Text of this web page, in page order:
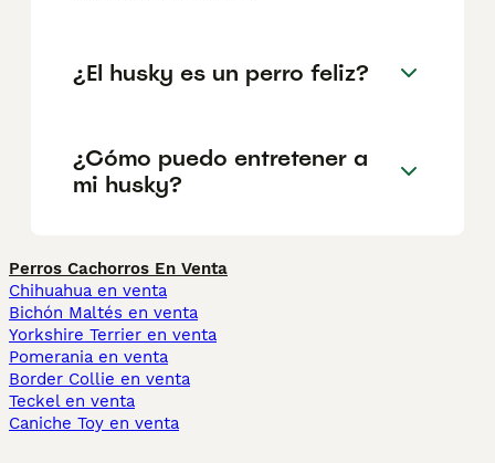
¿El husky es un perro feliz?
¿Cómo puedo entretener a
mi husky?
Perros Cachorros En Venta
Chihuahua en venta
Bichón Maltés en venta
Yorkshire Terrier en venta
Pomerania en venta
Border Collie en venta
Teckel en venta
Caniche Toy en venta